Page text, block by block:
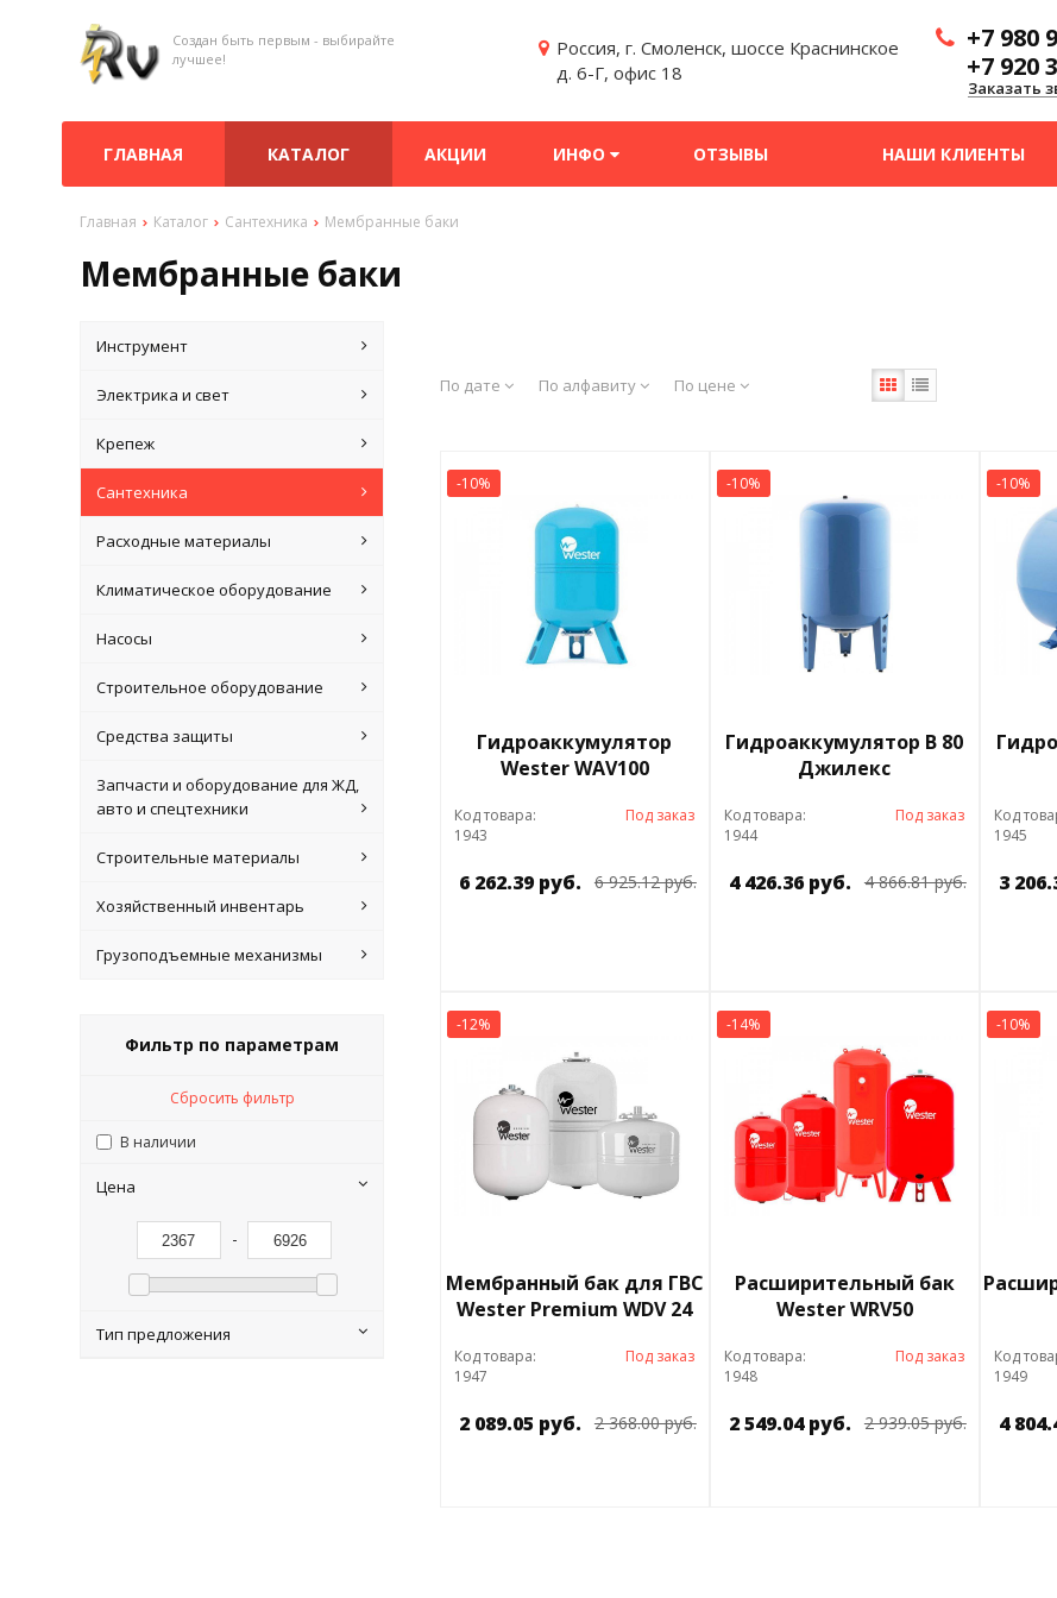
Создан быть первым - выбирайте
лучшее!
Россия, г. Смоленск, шоссе Краснинское
д. 6-Г, офис 18
+7 980
+7 920
Заказать
ГЛАВНАЯ КАТАЛОГ АКЦИИ ИНФО ОТЗЫВЫ НАШИ КЛИЕНТЫ
Главная Каталог Сантехника Мембранные баки
Мембранные баки
Инструмент
Электрика и свет
Крепеж
Сантехника
Расходные материалы
Климатическое оборудование
Насосы
Строительное оборудование
Средства защиты
Запчасти и оборудование для ЖД,
авто и спецтехники
Строительные материалы
Хозяйственный инвентарь
Грузоподъемные механизмы
Фильтр по параметрам
Сбросить фильтр
В наличии
Цена
-
Тип предложения
По дате По алфавиту По цене
-10%
Гидроаккумулятор
Wester WAV100
Код товара:
1943
Под заказ
6 262.39 руб. 6 925.12 руб.
-10%
Гидроаккумулятор В 80
Джилекс
Код товара:
1944
Под заказ
4 426.36 руб. 4 866.81 руб.
-10%
Код
1945
3
-12%
Мембранный бак для ГВС
Wester Premium WDV 24
Код товара:
1947
Под заказ
2 089.05 руб. 2 368.00 руб.
-14%
Расширительный бак
Wester WRV50
Код товара:
1948
Под заказ
2 549.04 руб. 2 939.05 руб.
-10%
Код
1949
4